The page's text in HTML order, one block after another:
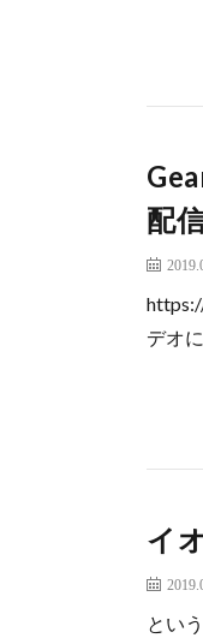
配
デオ
イ
とい